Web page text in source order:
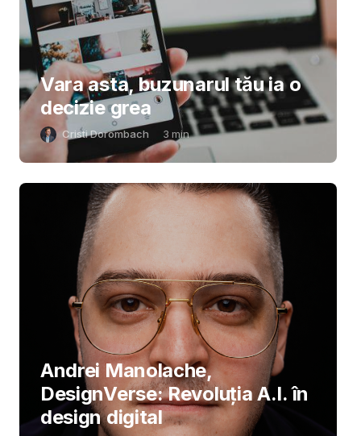
Vara asta, buzunarul tău ia o
decizie grea
Cristi Dorombach 3 min
Andrei Manolache,
DesignVerse: Revoluția A.I. în
design digital